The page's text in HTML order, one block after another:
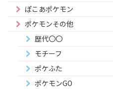
ぽこあポケモン
ポケモンその他
歴代〇〇
モチーフ
ポケふた
ポケモンGO